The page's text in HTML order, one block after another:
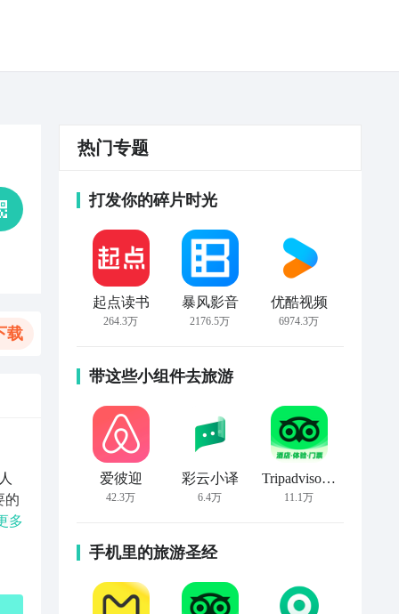
载
的
多
热门专题
打发你的碎片时光
起点读书
264.3万
暴风影音
2176.5万
优酷视频
6974.3万
带这些小组件去旅游
爱彼迎
42.3万
彩云小译
6.4万
Tripadvisor猫途鹰
11.1万
手机里的旅游圣经